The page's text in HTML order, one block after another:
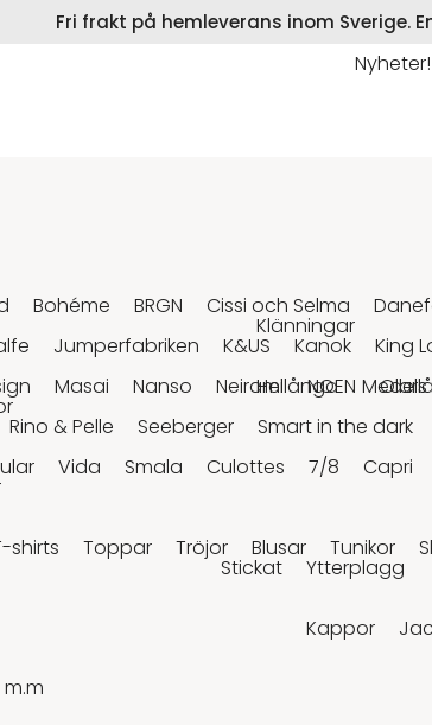
Fri frakt på hemleverans inom Sverige.
Nyheter!
Bohéme BRGN Cissi och Selma
Jumperfabriken K&US Kanok King
Masai Nanso Neirami NOEN Olars
Rino & Pelle Seeberger Smart in the dark
Klänningar
Hellånga
Vida Smala Culottes 7/8 Capri
shirts Toppar Tröjor Blusar Tunikor
Stickat Ytterplagg
Kappor